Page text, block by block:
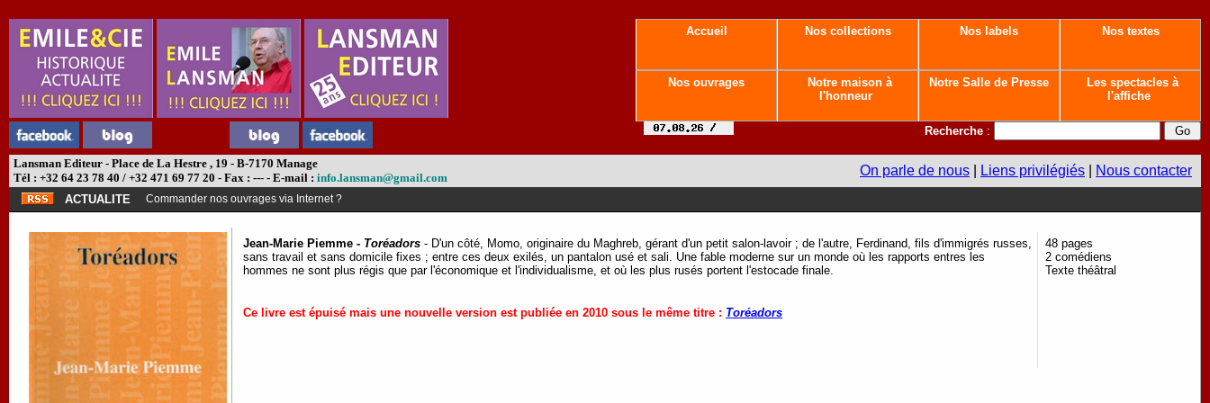
Accueil Nos collections Nos labels Nos textes
Nos ouvrages
Notre maison à
l'honneur
Notre Salle de Presse
Les spectacles à
l'affiche
Recherche :
Lansman Editeur - Place de La Hestre , 19 - B-7170 Manage
Tél : +32 64 23 78 40 / +32 471 69 77 20 - Fax : --- - E-mail : info.lansman@gmail.com On parle de nous Liens privilégiés Nous contacter
ACTUALITE Commander nos ouvrages via Internet ?
Jean-Marie Piemme - Toréadors - D'un côté, Momo, originaire du Maghreb, gérant d'un petit salon-lavoir ; de l'autre, Ferdinand, fils d'immigrés russes,
sans travail et sans domicile fixes ; entre ces deux exilés, un pantalon usé et sali. Une fable moderne sur un monde où les rapports entres les
hommes ne sont plus régis que par l'économique et l'individualisme, et où les plus rusés portent l'estocade finale.
Ce livre est épuisé mais une nouvelle version est publiée en 2010 sous le même titre : Toréadors
48 pages
2 comédiens
Texte théâtral